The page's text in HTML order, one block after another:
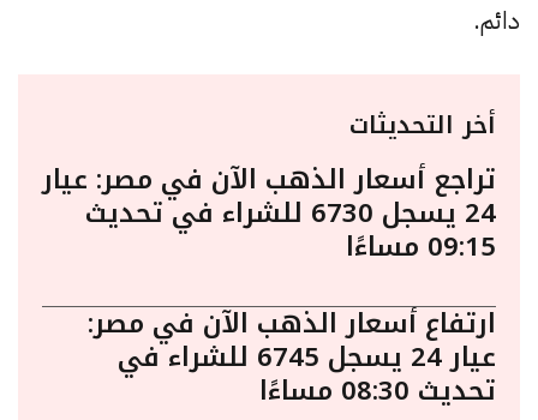
دائم.
أخر التحديثات
تراجع أسعار الذهب الآن في مصر: عيار
24 يسجل 6730 للشراء في تحديث
09:15 مساءًا
ارتفاع أسعار الذهب الآن في مصر:
عيار 24 يسجل 6745 للشراء في
تحديث 08:30 مساءًا